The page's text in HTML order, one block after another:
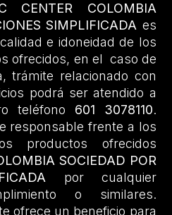
CENTER COLOMBIA
SIMPLIFICADA es
e idoneidad de los
ofrecidos, en el caso de
trámite relacionado con
podrá ser atendido a
teléfono 601 3078110.
responsable frente a los
productos ofrecidos
SOCIEDAD POR
por cualquier
o similares.
ofrece un beneficio para